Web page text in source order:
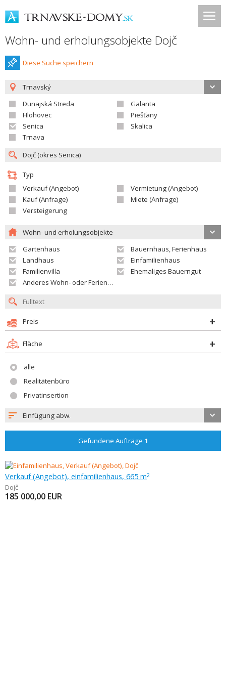
Wohn- und erholungsobjekte Dojč
Diese Suche speichern
Trnavský
Dunajská Streda
Galanta
Hlohovec
Piešťany
Senica
Skalica
Trnava
Typ
Verkauf (Angebot)
Vermietung (Angebot)
Kauf (Anfrage)
Miete (Anfrage)
Versteigerung
Wohn- und erholungsobjekte
Gartenhaus
Bauernhaus, Ferienhaus
Landhaus
Einfamilienhaus
Familienvilla
Ehemaliges Bauerngut
Anderes Wohn- oder Ferienobjekt
Preis
Fläche
alle
Realitätenbüro
Privatinsertion
Einfügung abw.
Gefundene Aufträge 1
Verkauf (Angebot), einfamilienhaus, 665 m2
Dojč
185 000,00 EUR